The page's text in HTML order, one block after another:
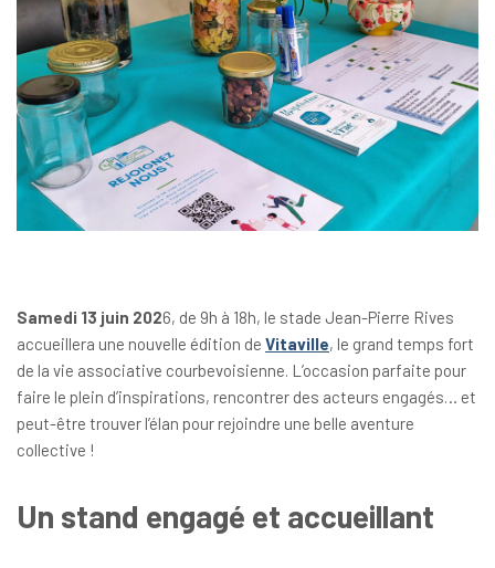
Samedi 13 juin 2026, de 9h à 18h, le stade Jean-Pierre Rives
accueillera une nouvelle édition de Vitaville, le grand temps fort
de la vie associative courbevoisienne. L’occasion parfaite pour
faire le plein d’inspirations, rencontrer des acteurs engagés… et
peut-être trouver l’élan pour rejoindre une belle aventure
collective !
Un stand engagé et accueillant